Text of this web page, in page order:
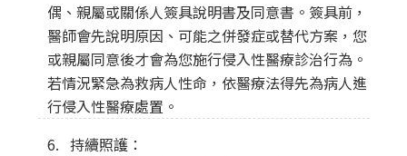
偶、親屬或關係人簽具說明書及同意書。簽具前，
醫師會先說明原因、可能之併發症或替代方案，您
或親屬同意後才會為您施行侵入性醫療診治行為。
若情況緊急為救病人性命，依醫療法得先為病人進
行侵入性醫療處置。
6. 持續照護：